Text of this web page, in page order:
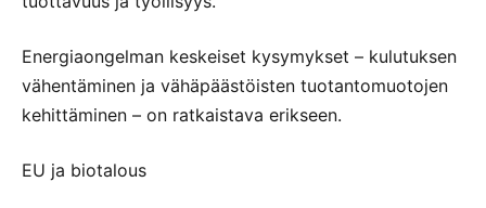
Energiaongelman keskeiset kysymykset – kulutuksen
vähentäminen ja vähäpäästöisten tuotantomuotojen
kehittäminen – on ratkaistava erikseen.
EU ja biotalous